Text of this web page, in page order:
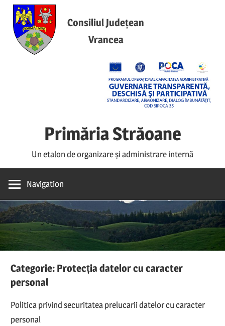
Skip
content
Consiliul Județean
Vrancea
Primăria Străoane
Un etalon de organizare și administrare internă
Navigation
Categorie: Protecția datelor cu caracter
personal
Politica privind securitatea prelucarii datelor cu caracter
personal